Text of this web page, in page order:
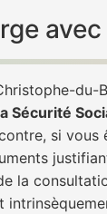
Sécurité
si vous
la